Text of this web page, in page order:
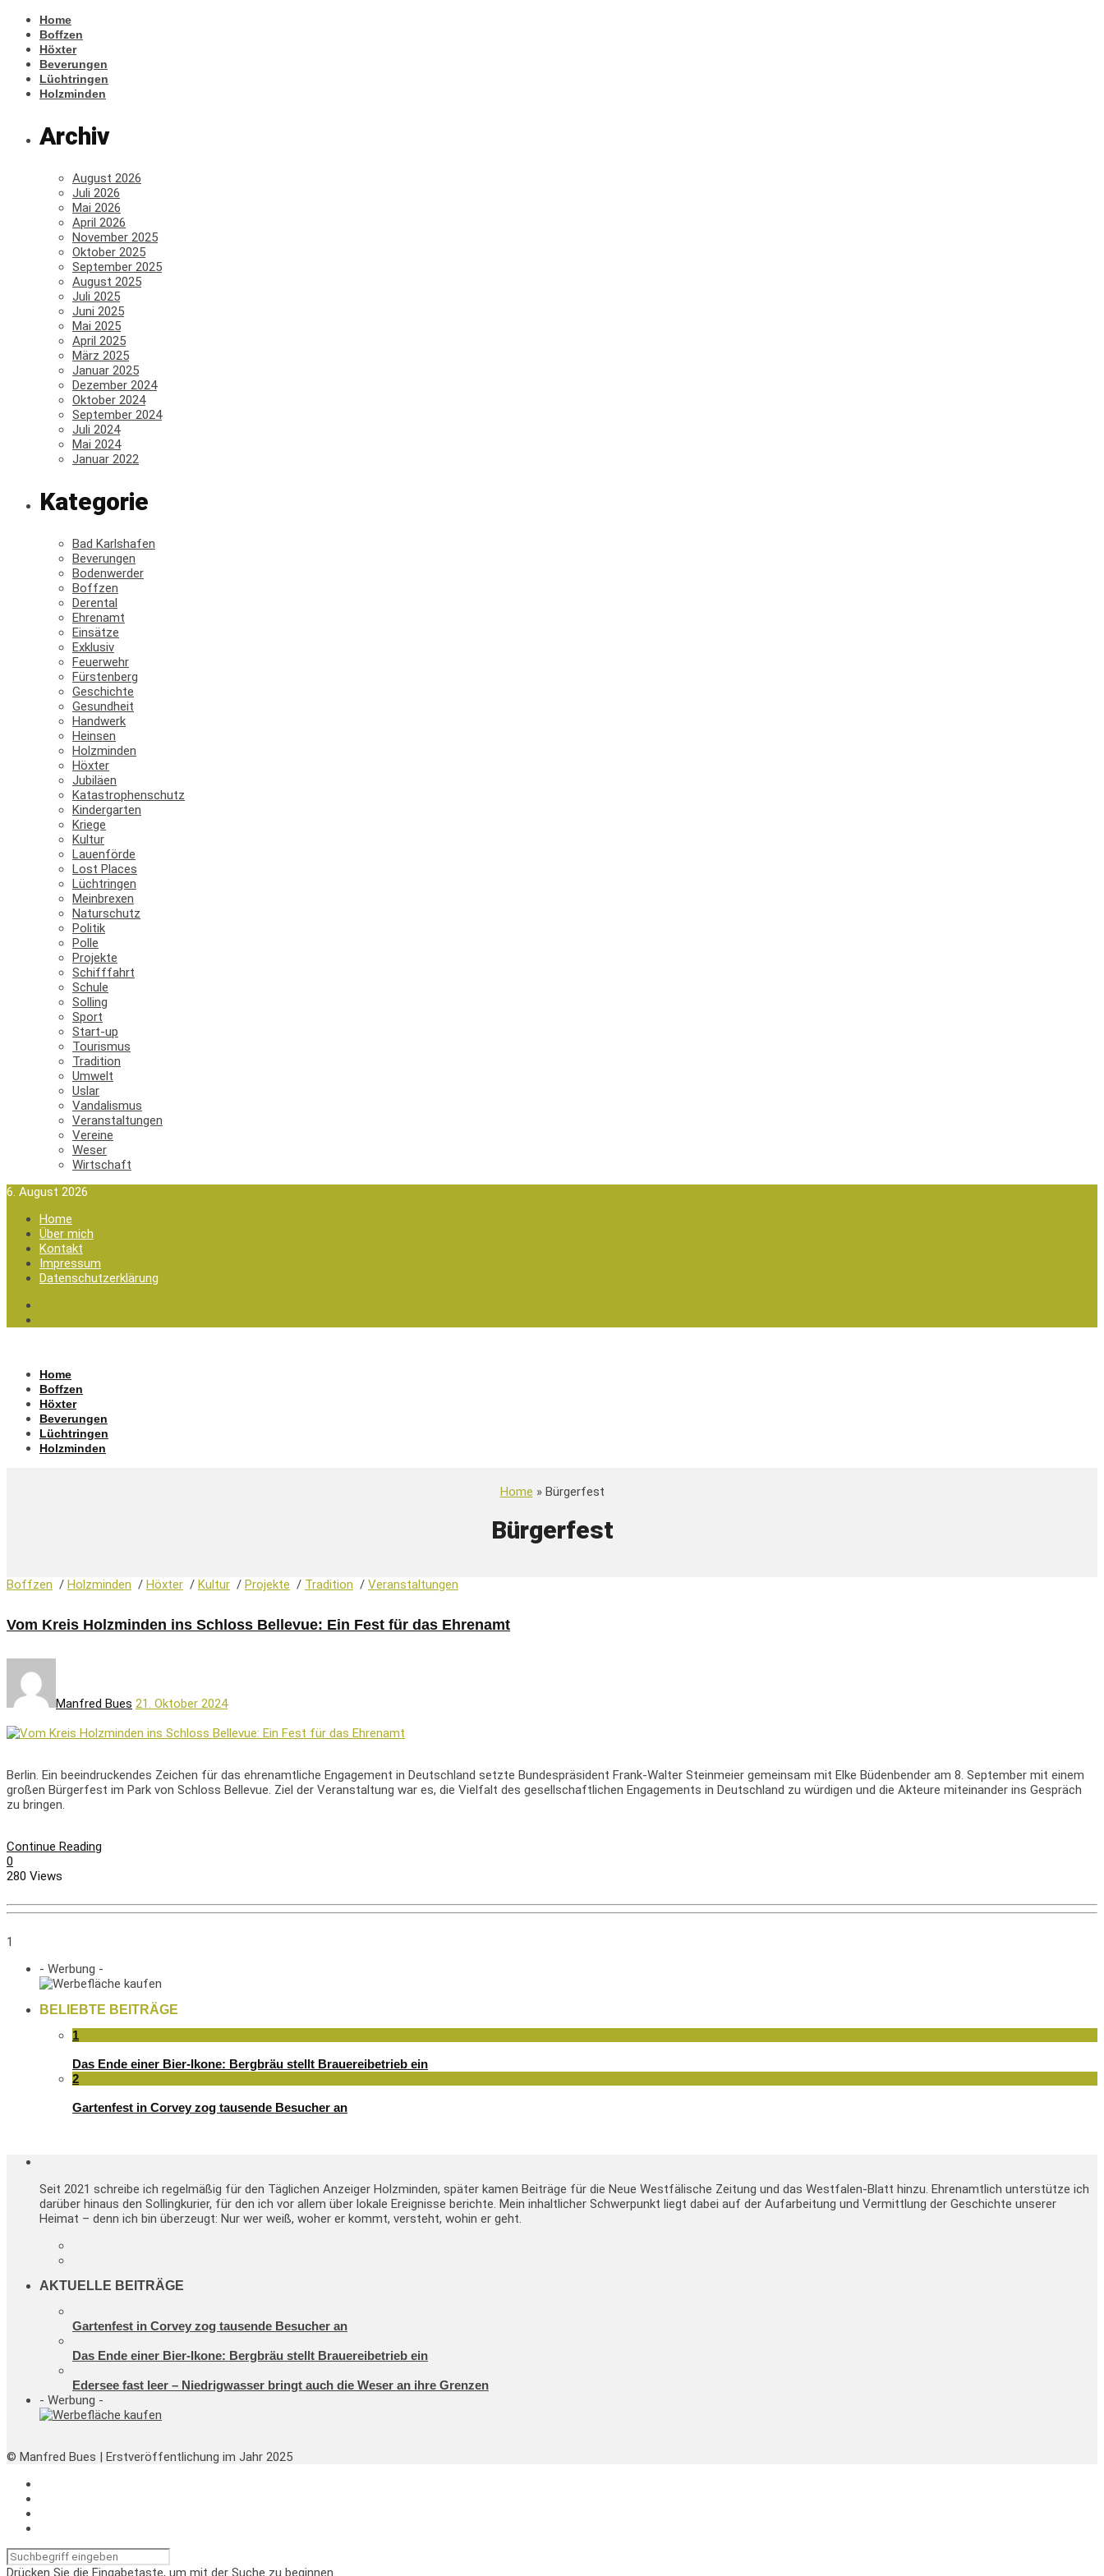
Home
Boffzen
Höxter
Beverungen
Lüchtringen
Holzminden
Archiv
August 2026
Juli 2026
Mai 2026
April 2026
November 2025
Oktober 2025
September 2025
August 2025
Juli 2025
Juni 2025
Mai 2025
April 2025
März 2025
Januar 2025
Dezember 2024
Oktober 2024
September 2024
Juli 2024
Mai 2024
Januar 2022
Kategorie
Bad Karlshafen
Beverungen
Bodenwerder
Boffzen
Derental
Ehrenamt
Einsätze
Exklusiv
Feuerwehr
Fürstenberg
Geschichte
Gesundheit
Handwerk
Heinsen
Holzminden
Höxter
Jubiläen
Katastrophenschutz
Kindergarten
Kriege
Kultur
Lauenförde
Lost Places
Lüchtringen
Meinbrexen
Naturschutz
Politik
Polle
Projekte
Schifffahrt
Schule
Solling
Sport
Start-up
Tourismus
Tradition
Umwelt
Uslar
Vandalismus
Veranstaltungen
Vereine
Weser
Wirtschaft
6. August 2026
Home
Über mich
Kontakt
Impressum
Datenschutzerklärung
Home
Boffzen
Höxter
Beverungen
Lüchtringen
Holzminden
Home » Bürgerfest
Bürgerfest
Boffzen / Holzminden / Höxter / Kultur / Projekte / Tradition / Veranstaltungen
Vom Kreis Holzminden ins Schloss Bellevue: Ein Fest für das Ehrenamt
Manfred Bues 21. Oktober 2024
Berlin. Ein beeindruckendes Zeichen für das ehrenamtliche Engagement in Deutschland setzte Bundespräsident Frank-Walter Steinmeier gemeinsam mit Elke Büdenbender am 8. September mit einem
großen Bürgerfest im Park von Schloss Bellevue. Ziel der Veranstaltung war es, die Vielfalt des gesellschaftlichen Engagements in Deutschland zu würdigen und die Akteure miteinander ins Gespräch
zu bringen.
Continue Reading
0
280 Views
1
- Werbung -
BELIEBTE BEITRÄGE
1
Das Ende einer Bier-Ikone: Bergbräu stellt Brauereibetrieb ein
2
Gartenfest in Corvey zog tausende Besucher an
Seit 2021 schreibe ich regelmäßig für den Täglichen Anzeiger Holzminden, später kamen Beiträge für die Neue Westfälische Zeitung und das Westfalen-Blatt hinzu. Ehrenamtlich unterstütze ich
darüber hinaus den Sollingkurier, für den ich vor allem über lokale Ereignisse berichte. Mein inhaltlicher Schwerpunkt liegt dabei auf der Aufarbeitung und Vermittlung der Geschichte unserer
Heimat – denn ich bin überzeugt: Nur wer weiß, woher er kommt, versteht, wohin er geht.
AKTUELLE BEITRÄGE
Gartenfest in Corvey zog tausende Besucher an
Das Ende einer Bier-Ikone: Bergbräu stellt Brauereibetrieb ein
Edersee fast leer – Niedrigwasser bringt auch die Weser an ihre Grenzen
- Werbung -
© Manfred Bues | Erstveröffentlichung im Jahr 2025